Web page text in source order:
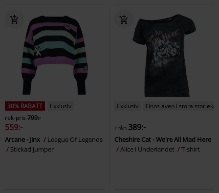
30% RABATT
Exklusiv
rek-pris 799:-
559:-
Arcane - Jinx
League Of Legends
Stickad jumper
Exklusiv Finns även i stora storlekar
Från 389:-
Cheshire Cat - We're All Mad Here
Alice i Underlandet
T-shirt